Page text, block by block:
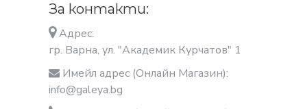
За контакти:
Адрес:
гр. Варна, ул. "Академик Курчатов" 1
Имейл адрес (Онлайн Магазин):
info@galeya.bg